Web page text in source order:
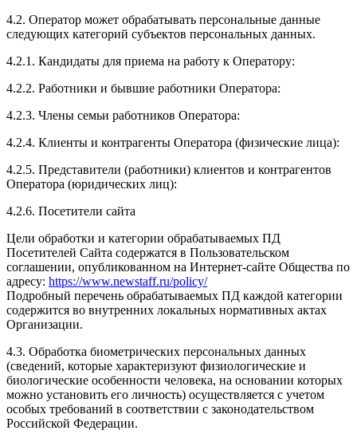
4.2. Оператор может обрабатывать персональные данные
следующих категорий субъектов персональных данных.
4.2.1. Кандидаты для приема на работу к Оператору:
4.2.2. Работники и бывшие работники Оператора:
4.2.3. Члены семьи работников Оператора:
4.2.4. Клиенты и контрагенты Оператора (физические лица):
4.2.5. Представители (работники) клиентов и контрагентов
Оператора (юридических лиц):
4.2.6. Посетители сайта
Цели обработки и категории обрабатываемых ПД
Посетителей Сайта содержатся в Пользовательском
соглашении, опубликованном на Интернет-сайте Общества по
адресу: https://www.newstaff.ru/policy/
Подробный перечень обрабатываемых ПД каждой категории
содержится во внутренних локальных нормативных актах
Организации.
4.3. Обработка биометрических персональных данных
(сведений, которые характеризуют физиологические и
биологические особенности человека, на основании которых
можно установить его личность) осуществляется с учетом
особых требований в соответствии с законодательством
Российской Федерации.